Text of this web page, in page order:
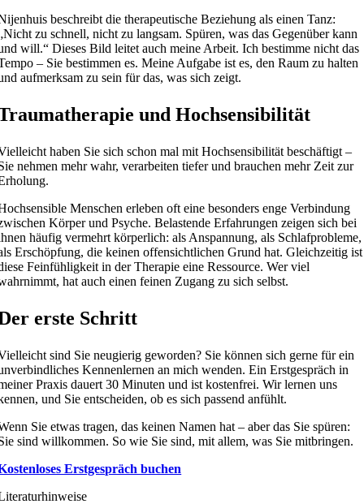
beschreibt die therapeutische Beziehung als einen Tanz:
zu schnell, nicht zu langsam. Spüren, was das Gegenüber kann
will.“ Dieses Bild leitet auch meine Arbeit. Ich bestimme nicht das
– Sie bestimmen es. Meine Aufgabe ist es, den Raum zu halten
aufmerksam zu sein für das, was sich zeigt.
und Hochsensibilität
haben Sie sich schon mal mit Hochsensibilität beschäftigt –
nehmen mehr wahr, verarbeiten tiefer und brauchen mehr Zeit zur
Menschen erleben oft eine besonders enge Verbindung
Körper und Psyche. Belastende Erfahrungen zeigen sich bei
häufig vermehrt körperlich: als Anspannung, als Schlafprobleme,
Erschöpfung, die keinen offensichtlichen Grund hat.Gleichzeitig ist
Feinfühligkeit in der Therapie eine Ressource. Wer viel
hat auch einen feinen Zugang zu sich selbst.
erste Schritt
sind Sie neugierig geworden? Sie können sich gerne für ein
Kennenlernen an mich wenden. Ein Erstgespräch in
Praxis dauert 30 Minuten und ist kostenfrei. Wir lernen uns
und Sie entscheiden, ob es sich passend anfühlt.
Sie etwas tragen, das keinen Namen hat – aber das Sie spüren:
sind willkommen. So wie Sie sind, mit allem, was Sie mitbringen.
Erstgespräch buchen